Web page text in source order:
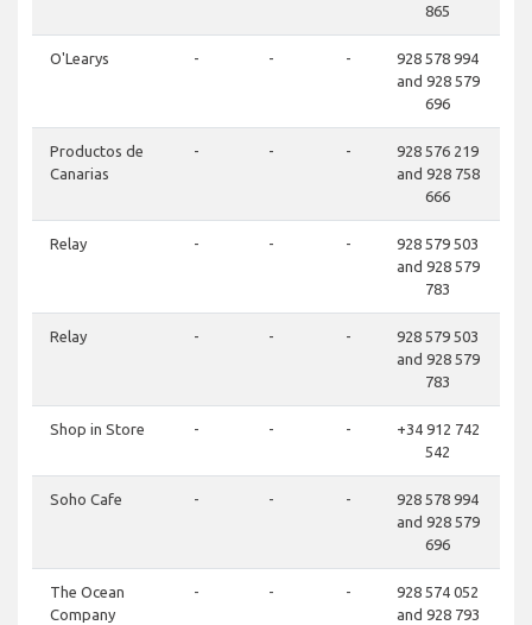
865
O'Learys - - -
928 578 994
and 928 579
696
Productos de
Canarias
- - -
928 576 219
and 928 758
666
Relay - - -
928 579 503
and 928 579
783
Relay - - -
928 579 503
and 928 579
783
Shop in Store - - -
+34 912 742
542
Soho Cafe - - -
928 578 994
and 928 579
696
The Ocean
Company
- - -
928 574 052
and 928 793